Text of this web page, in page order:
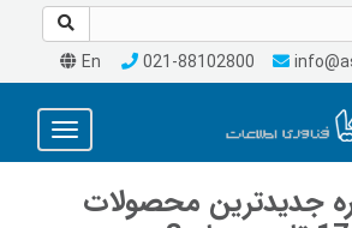
En 021-88102800
Toggle
جديدترين محصولات